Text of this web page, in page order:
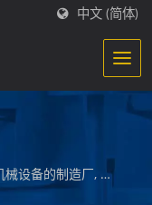
中文 (简体)
设备的制造厂, 专
甜不辣及火锅料等